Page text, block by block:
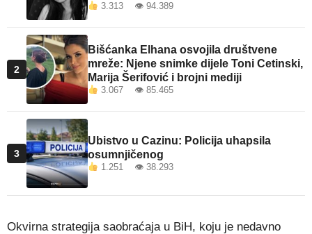
3.313 👁 94.389
2
Bišćanka Elhana osvojila društvene
mreže: Njene snimke dijele Toni Cetinski,
Marija Šerifović i brojni mediji
3.067 👁 85.465
3
Ubistvo u Cazinu: Policija uhapsila
osumnjičenog
1.251 👁 38.293
Okvirna strategija saobraćaja u BiH, koju je nedavno